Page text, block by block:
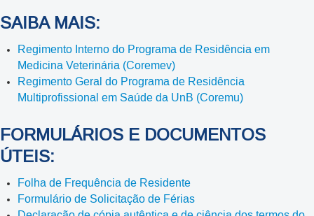
SAIBA MAIS:
Regimento Interno do Programa de Residência em
Medicina Veterinária (Coremev)
Regimento Geral do Programa de Residência
Multiprofissional em Saúde da UnB (Coremu)
FORMULÁRIOS E DOCUMENTOS
ÚTEIS:
Folha de Frequência de Residente
Formulário de Solicitação de Férias